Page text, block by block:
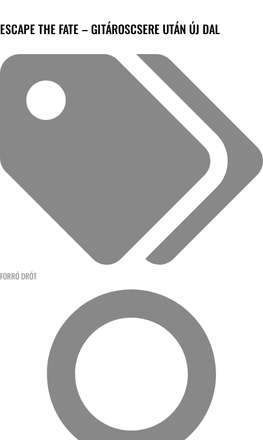
ESCAPE THE FATE – GITÁROSCSERE UTÁN ÚJ DAL
FORRÓ DRÓT